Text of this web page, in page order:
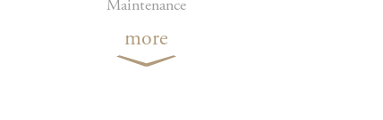
Maintenance
more